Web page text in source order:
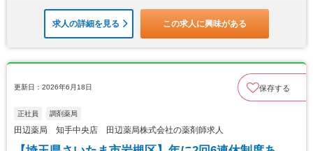
求人の詳細を見る この求人に興味がある
更新日：2026年6月18日 保存する
正社員 調剤薬局
田辺薬局 知手中央店 田辺薬局株式会社の薬剤師求人